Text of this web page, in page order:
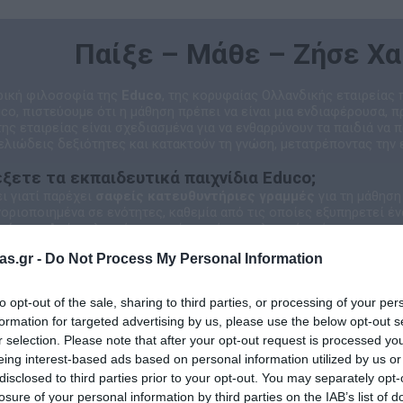
- Do Not Process My Personal Information
opt-out of the sale, sharing to third parties, or processing of your
for targeted advertising by us, please use the below opt-out
selection. Please note that after your opt-out request is processed
interest-based ads based on personal information utilized by us
to third parties prior to your opt-out. You may separately
of your personal information by third parties on the IAB’s list of
Παίξε – Μάθε – Ζήσε
τα εκπαιδευτικά παιχνίδια Educo;
Από τη λεπτή κινητικότητα έως τη λογική σκέψη.
Κάθε παζλ και παιχνίδι είναι ένα εργαλείο που κινητοποιεί
Ιδανικά για χρήση τόσο στο σπίτι όσο και σε σχολικά
μέρος μιας μεγάλης οικογένειας που εξειδικεύεται στην
brands, διασφαλίζοντας την κορυφαία ποιότητα και την
υλικά της μεθόδου Μοντεσσόρι.
εργαλεία για τα μαθηματικά και τη γλώσσα.
παιχνίδια για την ανάπτυξη των παιδιών στο σπίτι.
Να κάνουμε κάθε παιδί να χαμογελά ενώ ανακαλύπτει τον κόσμο.
το αποτέλεσμα είναι η ευτυχία!